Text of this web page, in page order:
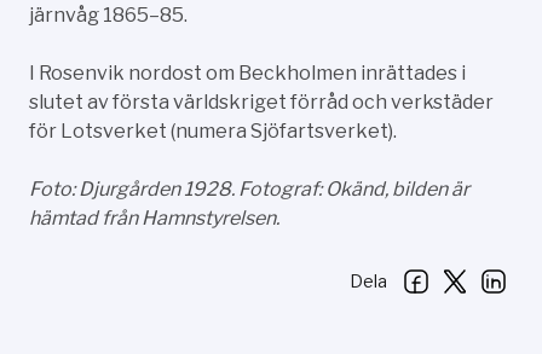
järnvåg 1865–85.
I Rosenvik nordost om Beckholmen inrättades i
slutet av första världskriget förråd och verkstäder
för Lotsverket (numera Sjöfartsverket).
Foto: Djurgården 1928. Fotograf: Okänd, bilden är
hämtad från Hamnstyrelsen.
Dela